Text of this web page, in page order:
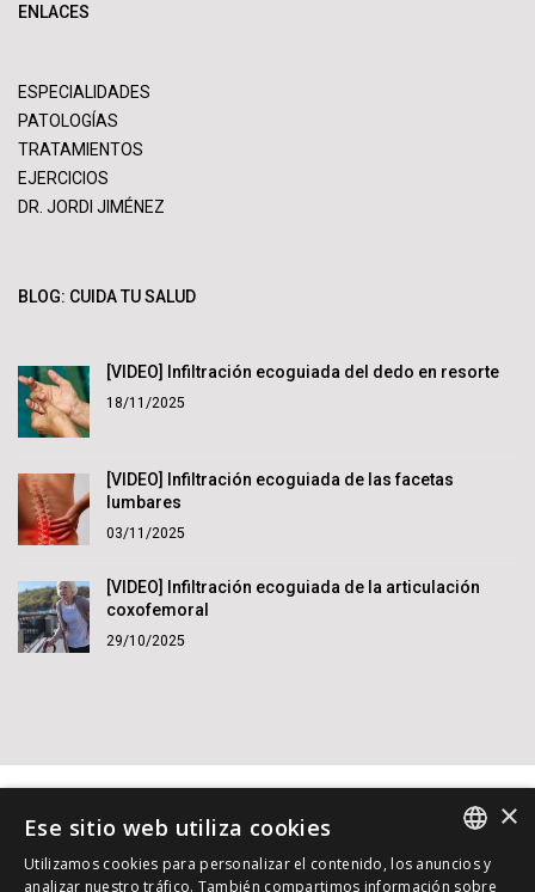
ENLACES
ESPECIALIDADES
PATOLOGÍAS
TRATAMIENTOS
EJERCICIOS
DR. JORDI JIMÉNEZ
BLOG: CUIDA TU SALUD
[VIDEO] Infiltración ecoguiada del dedo en resorte
18/11/2025
[VIDEO] Infiltración ecoguiada de las facetas
lumbares
03/11/2025
[VIDEO] Infiltración ecoguiada de la articulación
coxofemoral
29/10/2025
SPANISH
×
Ese sitio web utiliza cookies
Utilizamos cookies para personalizar el contenido, los anuncios y
analizar nuestro tráfico. También compartimos información sobre